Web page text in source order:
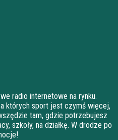
radio internetowe na rynku.
których sport jest czymś więcej,
tam, gdzie potrzebujesz
szkoły, na działkę. W drodze po